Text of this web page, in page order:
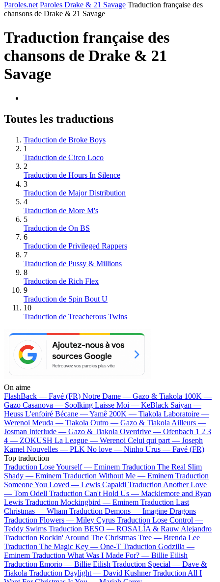
Paroles.net Paroles Drake & 21 Savage Traduction française des
chansons de Drake & 21 Savage
Traduction française des
chansons de Drake & 21
Savage
Toutes les traductions
Traduction de Broke Boys
1
Traduction de Circo Loco
2
Traduction de Hours In Silence
3
Traduction de Major Distribution
4
Traduction de More M's
5
Traduction de On BS
6
Traduction de Privileged Rappers
7
Traduction de Pussy & Millions
8
Traduction de Rich Flex
9
Traduction de Spin Bout U
10
Traduction de Treacherous Twins
On aime
FlashBack — Favé (FR) Notre Dame — Gazo & Tiakola 100K —
Gazo Casanova — Soolking Laisse Moi — KeBlack Saiyan —
Heuss L'enfoiré Bécane —Yamê 200K — Tiakola Laboratoire —
Werenoi Meuda — Tiakola Outro — Gazo & Tiakola Ailleurs —
Josman Interlude — Gazo & Tiakola Overdrive — Ofenbach 1 2 3
4 — ZOKUSH La League — Werenoi Celui qui part — Joseph
Kamel Nouvelles — PLK No love — Ninho Urus — Favé (FR)
Top traduction
Traduction Lose Yourself — Eminem Traduction The Real Slim
Shady — Eminem Traduction Without Me — Eminem Traduction
Someone You Loved — Lewis Capaldi Traduction Another Love
— Tom Odell Traduction Can't Hold Us — Macklemore and Ryan
Lewis Traduction Mockingbird — Eminem Traduction Last
Christmas — Wham Traduction Demons — Imagine Dragons
Traduction Flowers — Miley Cyrus Traduction Lose Control —
Teddy Swims Traduction BESO — ROSALÍA & Rauw Alejandro
Traduction Rockin' Around The Christmas Tree — Brenda Lee
Traduction The Magic Key — One-T Traduction Godzilla —
Eminem Traduction What Was I Made For? — Billie Eilish
Traduction Emorio — Billie Eilish Traduction Special — Dave &
Tiakola Traduction Daylight — David Kushner Traduction All I